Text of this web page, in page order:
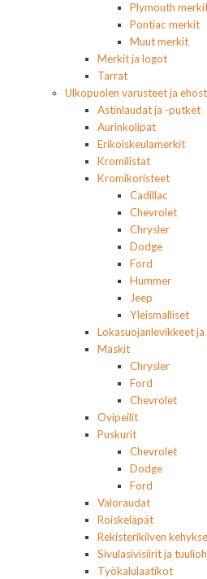
Plymouth
Pontiac merkit
Muut merkit
Merkit ja logot
Tarrat
Ulkopuolen varusteet ja
Astinlaudat ja -putket
Aurinkolipat
Erikoiskeulamerkit
Kromilistat
Kromikoristeet
Cadillac
Chevrolet
Chrysler
Dodge
Ford
Hummer
Jeep
Yleismalliset
Lokasuojanlevikkeet
Maskit
Chrysler
Ford
Chevrolet
Ovipeilit
Puskurit
Chevrolet
Dodge
Ford
Valoraudat
Roiskeläpät
Rekisterikilven
Sivulasivisiirit ja
Työkalulaatikot